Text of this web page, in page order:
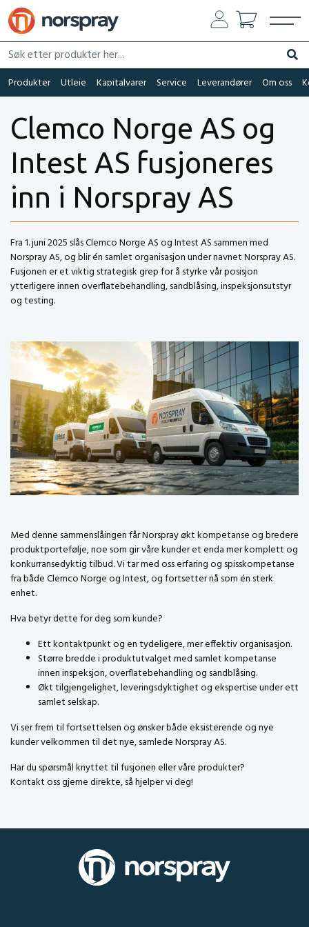
Søk etter produkter her...
Søk
Produkter Utleie Kapitalvarer Service Leverandører Om oss
Clemco Norge AS og
Intest AS fusjoneres
inn i Norspray AS
Fra 1. juni 2025 slås Clemco Norge AS og Intest AS sammen med
Norspray AS, og blir én samlet organisasjon under navnet Norspray AS.
Fusjonen er et viktig strategisk grep for å styrke vår posisjon
ytterligere innen overflatebehandling, sandblåsing, inspeksjonsutstyr
og testing.
Med denne sammenslåingen får Norspray økt kompetanse og bredere
produktportefølje, noe som gir våre kunder et enda mer komplett og
konkurransedyktig tilbud. Vi tar med oss erfaring og spisskompetanse
fra både Clemco Norge og Intest, og fortsetter nå som én sterk
enhet.
Hva betyr dette for deg som kunde?
Ett kontaktpunkt og en tydeligere, mer effektiv organisasjon.
Større bredde i produktutvalget med samlet kompetanse
innen inspeksjon, overflatebehandling og sandblåsing.
Økt tilgjengelighet, leveringsdyktighet og ekspertise under ett
samlet selskap.
Vi ser frem til fortsettelsen og ønsker både eksisterende og nye
kunder velkommen til det nye, samlede Norspray AS.
Har du spørsmål knyttet til fusjonen eller våre produkter?
Kontakt oss gjerne direkte, så hjelper vi deg!